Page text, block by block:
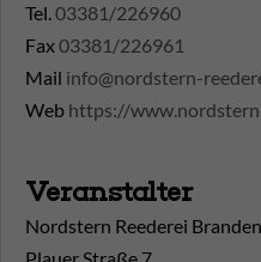
Tel.03381/226960
Fax03381/226961
Mail info@nordstern-
Web https://
Veranstalter
Nordstern Reederei